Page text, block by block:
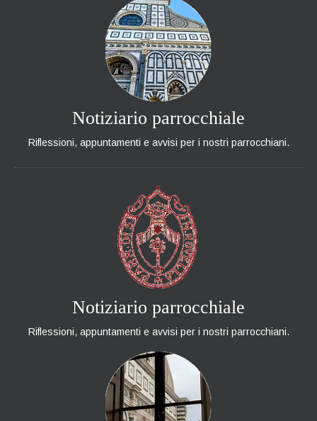
Notiziario parrocchiale
Riflessioni, appuntamenti e avvisi per i nostri parrocchiani.
Notiziario parrocchiale
Riflessioni, appuntamenti e avvisi per i nostri parrocchiani.